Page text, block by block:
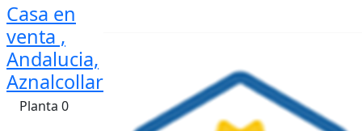
Casa en
venta ,
Andalucia,
Aznalcollar
Planta 0